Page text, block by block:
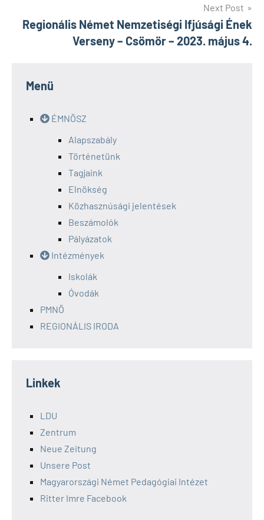
Next Post
Regionális Német Nemzetiségi Ifjúsági Ének
Verseny – Csömör – 2023. május 4.
Menü
ÉMNÖSZ
Alapszabály
Történetünk
Tagjaink
Elnökség
Közhasznúsági jelentések
Beszámolók
Pályázatok
Intézmények
Iskolák
Óvodák
PMNÖ
REGIONÁLIS IRODA
Linkek
LDU
Zentrum
Neue Zeitung
Unsere Post
Magyarországi Német Pedagógiai Intézet
Ritter Imre Facebook